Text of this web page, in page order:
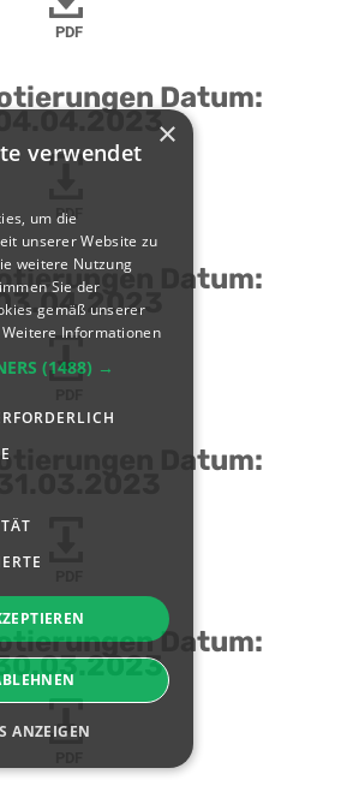
PDF
Datum:
04.04.2023
PDF
Datum:
Datum:
Datum:
×
verwendet
um die
unserer Website zu
weitere Nutzung
Sie der
gemäß unserer
Weitere Informationen
(1488) →
ANZEIGEN